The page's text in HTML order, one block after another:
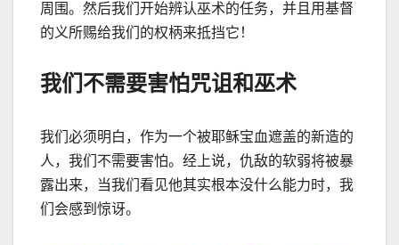
周围。然后我们开始辨认巫术的任务，并且用基督
的义所赐给我们的权柄来抵挡它！
我们不需要害怕咒诅和巫术
我们必须明白，作为一个被耶稣宝血遮盖的新造的
人，我们不需要害怕。经上说，仇敌的软弱将被暴
露出来，当我们看见他其实根本没什么能力时，我
们会感到惊讶。